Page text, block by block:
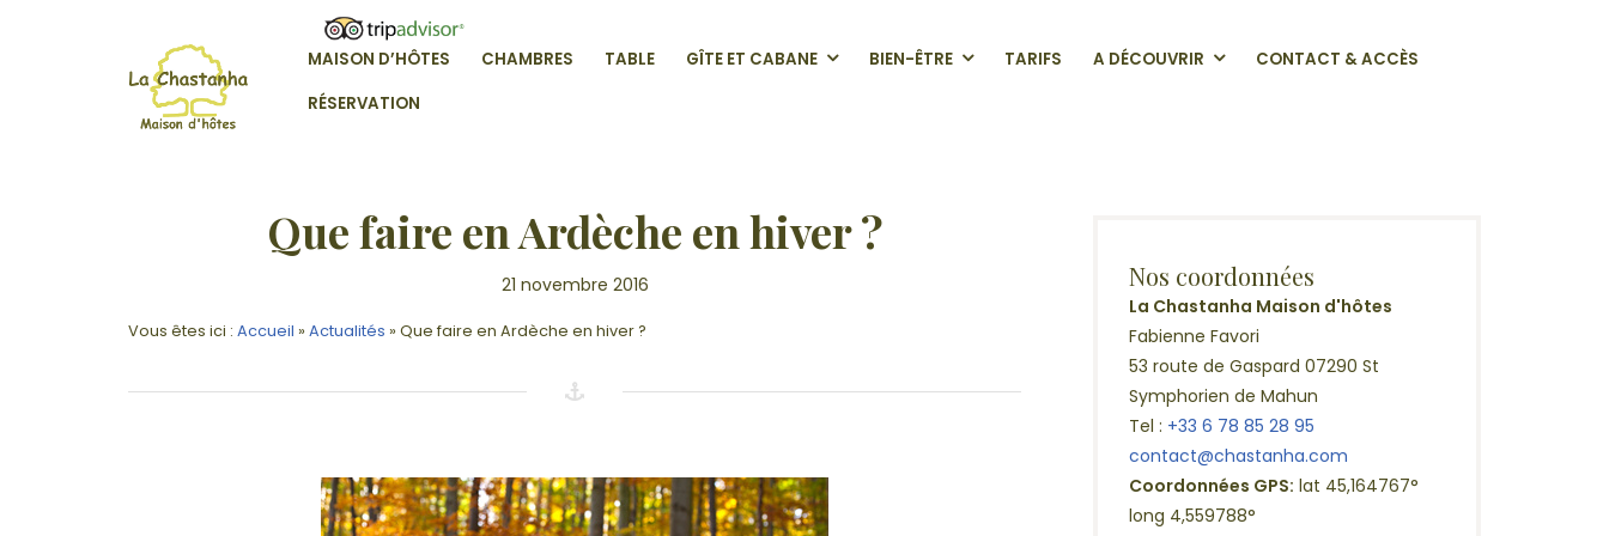
VOTRE MAISON D'HÔTE EN ARDÊCHE
MAISON D’HÔTES CHAMBRES TABLE GÎTE ET CABANE BIEN-ÊTRE TARIFS A DÉCOUVRIR
CONTACT & ACCÈS
RÉSERVATION
Que faire en Ardèche en hiver ?
21 novembre 2016
Vous êtes ici : Accueil » Actualités » Que faire en Ardèche en hiver ?
Nos coordonnées
La Chastanha Maison d'hôtes
Fabienne Favori
53 route de Gaspard 07290 St
Symphorien de Mahun
Tel : +33 6 78 85 28 95
contact@chastanha.com
Coordonnées GPS: lat 45,164767°
long 4,559788°